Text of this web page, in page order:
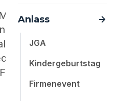
Anlass
JGA
Kindergeburtstag
Firmenevent
und
sind steuerfrei – für
pro Jahr.
wie du es
den Vorteil